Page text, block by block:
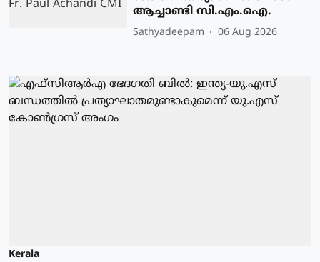
ആച്ചാണ്ടി സി.എം.ഐ.
Sathyadeepam 06 Aug 2026
Kerala